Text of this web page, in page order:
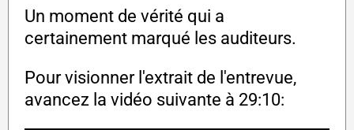
Un moment de vérité qui a
certainement marqué les auditeurs.
Pour visionner l'extrait de l'entrevue,
avancez la vidéo suivante à 29:10: